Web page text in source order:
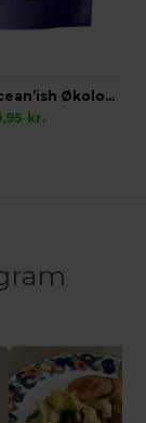
UHHMAMI Ocean’ish Økologisk
kr.